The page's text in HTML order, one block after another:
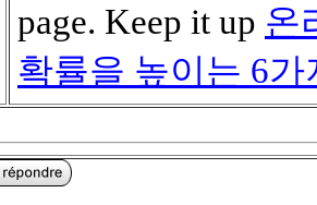
page. Keep it up 온
확률을 높이는 6가